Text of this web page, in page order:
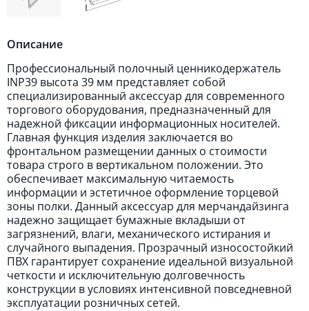
Описание
Профессиональный полочный ценникодержатель
INP39 высота 39 мм представляет собой
специализированный аксессуар для современного
торгового оборудования, предназначенный для
надежной фиксации информационных носителей.
Главная функция изделия заключается во
фронтальном размещении данных о стоимости
товара строго в вертикальном положении. Это
обеспечивает максимальную читаемость
информации и эстетичное оформление торцевой
зоны полки. Данный аксессуар для мерчандайзинга
надежно защищает бумажные вкладыши от
загрязнений, влаги, механического истирания и
случайного выпадения. Прозрачный износостойкий
ПВХ гарантирует сохранение идеальной визуальной
четкости и исключительную долговечность
конструкции в условиях интенсивной повседневной
эксплуатации розничных сетей.